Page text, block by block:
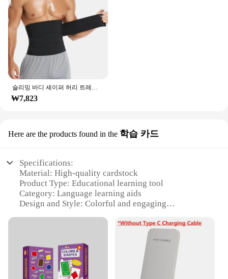
₩7,823
Here are the products found in the 학습 카드
Specifications:
Material: High-quality cardstock
Product Type: Educational learning tool
Category: Language learning aids
Design and Style: Colorful and engaging
Usage and Purpose: Teaches Korean alphabet to
Quantity: Set of 52 cards
Performance and Property: Durable and easy to
handle